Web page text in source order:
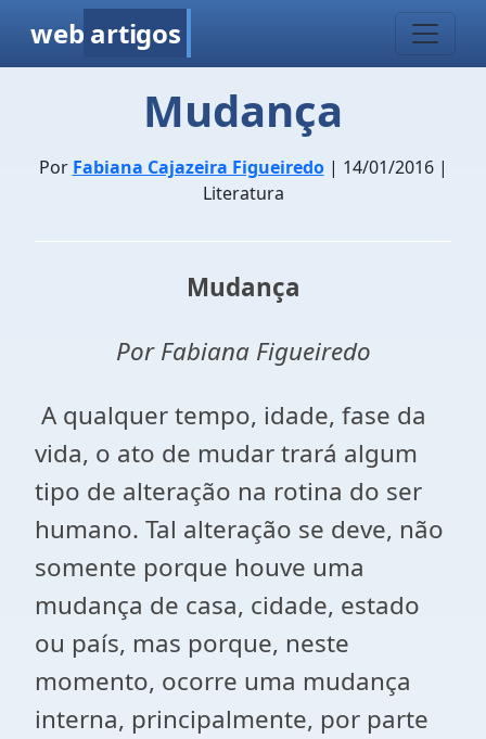
web artigos
Mudança
Por Fabiana Cajazeira Figueiredo| 14/01/2016 |
Literatura
Mudança
Por Fabiana Figueiredo
A qualquer tempo, idade, fase da
vida, o ato de mudar trará algum
tipo de alteração na rotina do ser
humano. Tal alteração se deve, não
somente porque houve uma
mudança de casa, cidade, estado
ou país, mas porque, neste
momento, ocorre uma mudança
interna, principalmente, por parte